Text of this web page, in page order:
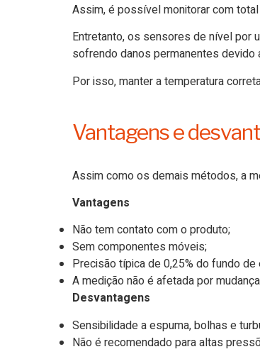
Assim, é possível monitorar com
Entretanto,os sensores de nível por
sofrendo danos permanentes devido
Por isso, manter a temperatura
Vantagens e
Assim como os demais métodos, a
Vantagens
Não tem contato com o produto;
Sem componentes móveis;
Precisão típica de 0,25% do fundo de
A medição não é afetada por
Desvantagens
Sensibilidade a espuma, bolhas e
Não é recomendado para altas